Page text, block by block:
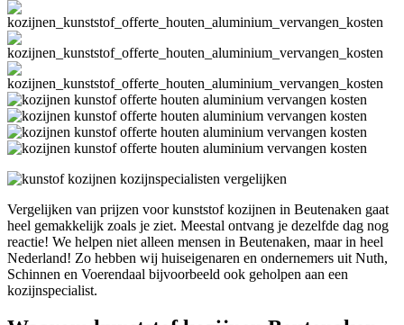
Vergelijken van prijzen voor kunststof kozijnen in Beutenaken gaat
heel gemakkelijk zoals je ziet. Meestal ontvang je dezelfde dag nog
reactie! We helpen niet alleen mensen in Beutenaken, maar in heel
Nederland! Zo hebben wij huiseigenaren en ondernemers uit Nuth,
Schinnen en Voerendaal bijvoorbeeld ook geholpen aan een
kozijnspecialist.